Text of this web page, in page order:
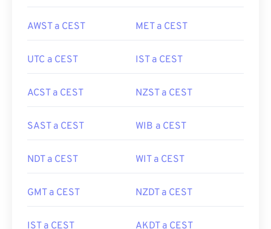
AWST a CEST MET a CEST
UTC a CEST IST a CEST
ACST a CEST NZST a CEST
SAST a CEST WIB a CEST
NDT a CEST WIT a CEST
GMT a CEST NZDT a CEST
IST a CEST AKDT a CEST